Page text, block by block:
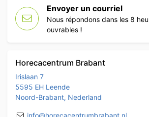
Envoyer un courriel
Nous répondons dans les 8
ouvrables !
Horecacentrum Brabant
Irislaan 7
5595 EH Leende
Noord-Brabant, Nederland
info@horecacentrumbrabant.nl